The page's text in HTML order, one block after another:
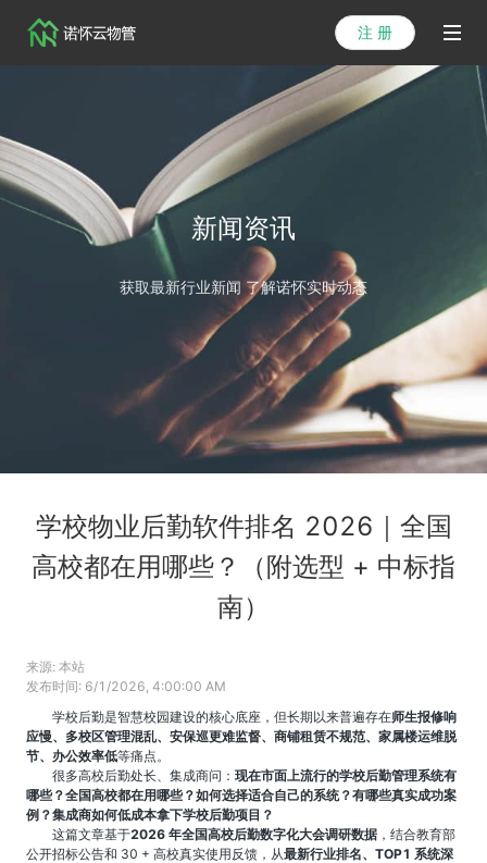
注 册
解决方案
医院方案 新闻资讯
获取最新行业新闻 了解诺怀实时动态
学校物业后勤软件排名 2026｜全国
高校都在用哪些？（附选型 + 中标指
南）
来源: 本站
发布时间: 6/1/2026, 4:00:00 AM
学校后勤是智慧校园建设的核心底座，但长期以来普遍存在师生报修响
应慢、多校区管理混乱、安保巡更难监督、商铺租赁不规范、家属楼运维脱
节、办公效率低等痛点。
很多高校后勤处长、集成商问： 现在市面上流行的学校后勤管理系统有
哪些？全国高校都在用哪些？如何选择适合自己的系统？有哪些真实成功案
例？集成商如何低成本拿下学校后勤项目？
这篇文章基于2026 年全国高校后勤数字化大会调研数据 ，结合教育部
公开招标公告和 30 + 高校真实使用反馈，从最新行业排名、TOP1 系统深